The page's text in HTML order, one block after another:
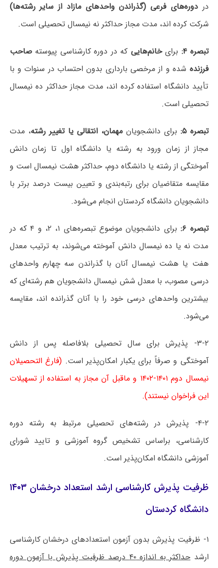
دردوره‌های فرعی (گذراندن واحدهای مازاد از سایر رشته‌ها)
شرکت کرده اند، مدت مجاز حداکثر نه نیمسال تحصیلی است.
تبصره ۴: برایخانم‌هایی که در دوره کارشناسی پیوستهصاحب
فرزنده شده و از مرخصی بارداری بدون احتساب در سنوات و با
تأیید دانشگاه استفاده کرده اند، مدت مجاز حداکثر ده نیمسال
تحصیلی است.
تبصره ۵: برای دانشجویانمهمان، انتقالی یا تغییر رشته، مدت
مجاز از زمان ورود به رشته یا دانشگاه اول تا زمان دانش
آموختگی از رشته یا دانشگاه دوم، حداکثر هشت نیمسال است و
مقایسه متقاضیان برای رتبه‌بندی و تعیین بیست درصد برتر با
دانشجویان دانشگاه کردستان انجام می‌شود.
تبصره ۶:
برای دانشجویان موضوع تبصره‌های ۱، ۲، و ۴ که در
مدت نه یا ده نیمسال دانش آموخته می‌شوند، به ترتیب معدل
هفت یا هشت نیمسال آنان با گذراندن سه چهارم واحدهای
درسی مصوب، با معدل شش نیمسال دانشجویان هم رشته‌ای که
بیشترین واحدهای درسی خود را با آنان گذرانده اند، مقایسه
می‌شود.
۳-۲- پذیرش برای سال تحصیلی بلافاصله پس از دانش
آموختگی و صرفاً برای یکبار امکان‌پذیر است. (فارغ التحصیلان
نیمسال دوم ۱۴۰۱-۱۴۰۲ و ماقبل آن مجاز به استفاده از تسهیلات
این فراخوان نیستند).
۴-۲- پذیرش در رشته‌های تحصیلی مرتبط به رشته دوره
کارشناسی، براساس تشخیص گروه آموزشی و تایید شورای
آموزشی دانشگاه امکان‌پذیر است.
ظرفیت پذیرش کارشناسی ارشد استعداد درخشان ۱۴۰۳
دانشگاه کردستان
۱- ظرفیت پذیرش بدون آزمون استعدادهای درخشان کارشناسی
ارشد
حداکثر به اندازه ۴۰ درصد ظرفیت پذیرش با آزمون دوره